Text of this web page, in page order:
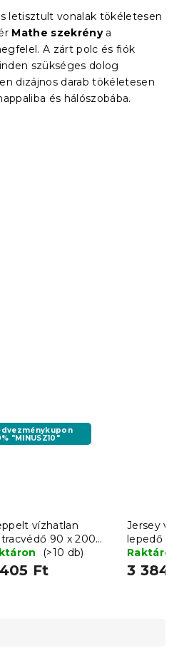
letisztult vonalak tökéletesen
Mathe szekrénya
A zárt polc és fiók
szükséges dolog
dizájnos darab tökéletesen
és hálószobába.
"MINUSZ10"
vízhatlan
90 x 200
(>10 db)
Ft
Jersey
lepedő
Raktáron
3 384 Ft